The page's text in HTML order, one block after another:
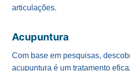
articulações.
Acupuntura
Com base em pesquisas,
acupuntura é um tratamento